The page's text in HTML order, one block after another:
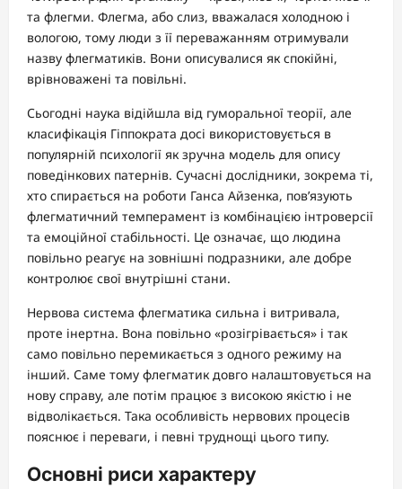
та флегми. Флегма, або слиз, вважалася холодною і
вологою, тому люди з її переважанням отримували
назву флегматиків. Вони описувалися як спокійні,
врівноважені та повільні.
Сьогодні наука відійшла від гуморальної теорії, але
класифікація Гіппократа досі використовується в
популярній психології як зручна модель для опису
поведінкових патернів. Сучасні дослідники, зокрема ті,
хто спирається на роботи Ганса Айзенка, пов’язують
флегматичний темперамент із комбінацією інтроверсії
та емоційної стабільності. Це означає, що людина
повільно реагує на зовнішні подразники, але добре
контролює свої внутрішні стани.
Нервова система флегматика сильна і витривала,
проте інертна. Вона повільно «розігрівається» і так
само повільно перемикається з одного режиму на
інший. Саме тому флегматик довго налаштовується на
нову справу, але потім працює з високою якістю і не
відволікається. Така особливість нервових процесів
пояснює і переваги, і певні труднощі цього типу.
Основні риси характеру